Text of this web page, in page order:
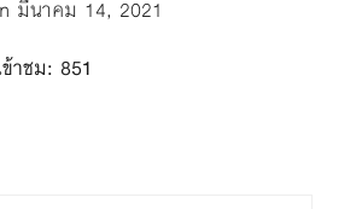
มีนาคม 14, 2021
าชม: 851